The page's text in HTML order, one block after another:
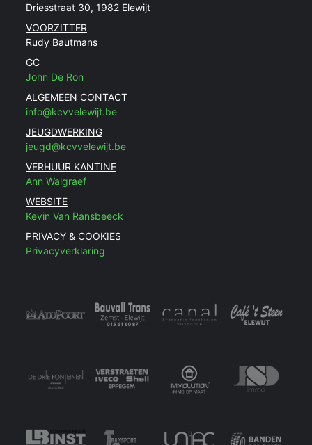
Driesstraat 30, 1982 Elewijt
VOORZITTER
Rudy Bautmans
GC
John De Ron
ALGEMEEN CONTACT
info@kcvvelewijt.be
JEUGDWERKING
jeugd@kcvvelewijt.be
VERHUUR KANTINE
Ann Walgraef
WEBSITE
Kevin Van Ransbeeck
PRIVACY & COOKIES
Privacyverklaring